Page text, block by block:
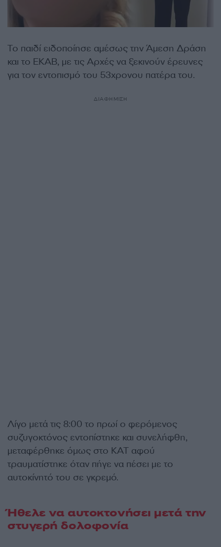
Το παιδί ειδοποίησε αμέσως την Άμεση Δράση
και το ΕΚΑΒ, με τις Αρχές να ξεκινούν έρευνες
για τον εντοπισμό του 53χρονου πατέρα του.
ΔΙΑΦΗΜΙΣΗ
Λίγο μετά τις 8:00 το πρωί ο φερόμενος
συζυγοκτόνος εντοπίστηκε και συνελήφθη,
μεταφέρθηκε όμως στο ΚΑΤ αφού
τραυματίστηκε όταν πήγε να πέσει με το
αυτοκίνητό του σε γκρεμό.
Ήθελε να αυτοκτονήσει μετά την
στυγερή δολοφονία